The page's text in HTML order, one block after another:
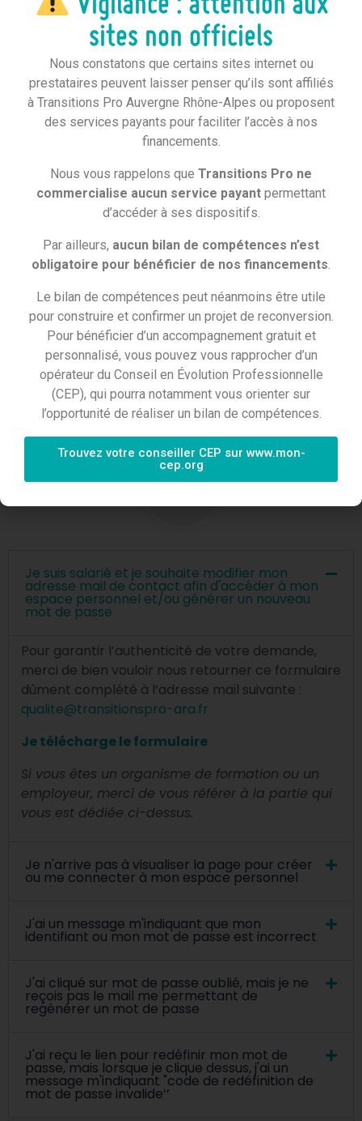
Vous êtes un organisme de formation
Vos identifiants de connexion vous ont été
automatiquement adressés par mail.
contact afin d’accéder à votre espace
personnel et/ou de
générer un nouveau mot de passe. Pour garantir
l’authenticité de votre demande, merci de bien
vouloir nous
retourner ce formulaire dûment complété à
l’adresse mail suivante : qualite@transitionspro-
ara.fr
Je télécharge le formulaire
Vous êtes un employeur
FAQ
Je suis salarié et je souhaite modifier mon
adresse mail de contact afin d'accéder à mon
espace personnel et/ou générer un nouveau
mot de passe
Pour garantir l’authenticité de votre demande,
merci de bien vouloir nous retourner ce formulaire
dûment complété à l’adresse mail suivante :
qualite@transitionspro-ara.fr
Je télécharge le formulaire
Si vous êtes un organisme de formation ou un
employeur, merci de vous référer à la partie qui
vous est dédiée ci-dessus.
Je n'arrive pas à visualiser la page pour créer
ou me connecter à mon espace personnel
J'ai un message m'indiquant que mon
identifiant ou mon mot de passe est incorrect
J'ai cliqué sur mot de passe oublié, mais je ne
reçois pas le mail me permettant de
regénérer un mot de passe
J'ai reçu le lien pour redéfinir mon mot de
passe, mais lorsque je clique dessus, j'ai un
message m'indiquant "code de redéfinition de
mot de passe invalide’’
sites non officiels
Nous constatons que certains sites internet ou
prestataires peuvent laisser penser qu’ils sont affiliés
à Transitions Pro Auvergne Rhône-Alpes ou proposent
des services payants pour faciliter l’accès à nos
financements.
Nous vous rappelons que Transitions Pro ne
commercialise aucun service payant permettant
d’accéder à ses dispositifs.
Par ailleurs, aucun bilan de compétences n’est
obligatoire pour bénéficier de nos financements.
Le bilan de compétences peut néanmoins être utile
pour construire et confirmer un projet de reconversion.
Pour bénéficier d’un accompagnement gratuit et
personnalisé, vous pouvez vous rapprocher d’un
opérateur du Conseil en Évolution Professionnelle
(CEP), qui pourra notamment vous orienter sur
l’opportunité de réaliser un bilan de compétences.
Trouvez votre conseiller CEP sur www.mon-
cep.org